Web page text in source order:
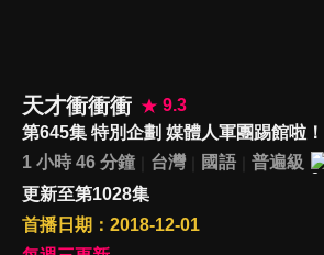
天才衝衝衝
9.3
第645集 特別企劃 媒體人軍團踢館啦！
1 小時 46 分鐘
台灣 國語
普遍級
更新至第1028集
首播日期：2018-12-01